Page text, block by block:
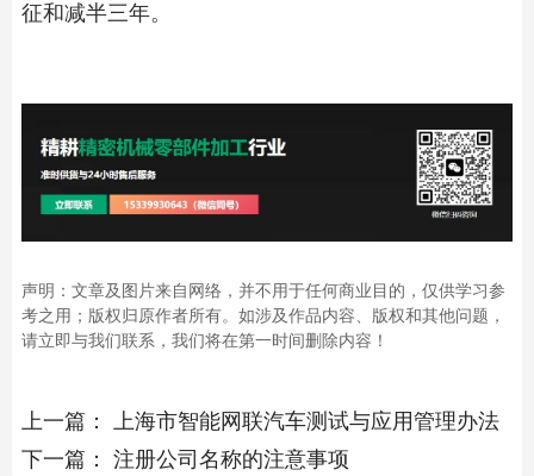
征和减半三年。
声明：文章及图片来自网络，并不用于任何商业目的，仅供学习参
考之用；版权归原作者所有。如涉及作品内容、版权和其他问题，
请立即与我们联系，我们将在第一时间删除内容！
上一篇：
上海市智能网联汽车测试与应用管理办法
下一篇： 注册公司名称的注意事项